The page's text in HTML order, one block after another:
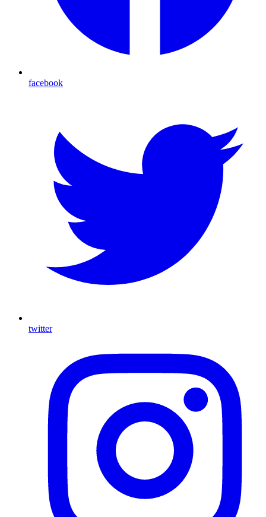
facebook
twitter